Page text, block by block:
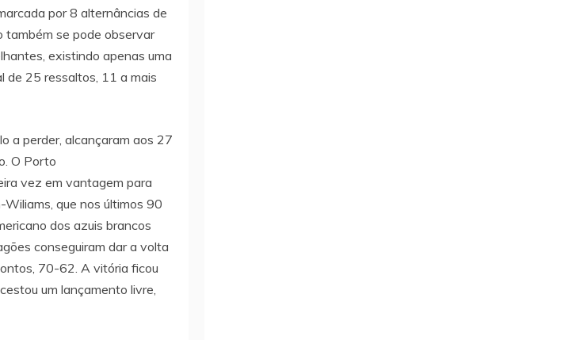
por 8 alternâncias de
também se pode observar
existindo apenas uma
de 25 ressaltos, 11 a mais
a perder, alcançaram aos 27
O Porto
vez em vantagem para
que nos últimos 90
dos azuis brancos
conseguiram dar a volta
70-62. A vitória ficou
um lançamento livre,